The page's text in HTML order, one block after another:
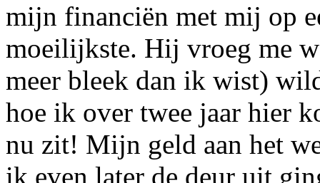
mijn financiën met mij op
moeilijkste. Hij vroeg me
meer bleek dan ik wist)
hoe ik over twee jaar hier
nu zit! Mijn geld aan het
ik even later de deur uit